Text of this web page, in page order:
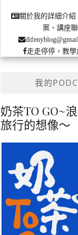
關於我的詳細介
案、講座
走走停停，教
我的
奶茶TO GO~
旅行的想像～